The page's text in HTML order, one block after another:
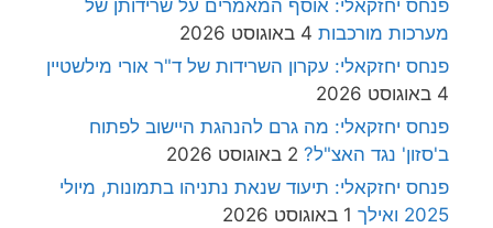
פנחס יחזקאלי: אוסף המאמרים על שרידותן של
מערכות מורכבות 4 באוגוסט 2026
פנחס יחזקאלי: עקרון השרידות של ד"ר אורי מילשטיין
4 באוגוסט 2026
פנחס יחזקאלי: מה גרם להנהגת היישוב לפתוח
ב'סזון' נגד האצ"ל? 2 באוגוסט 2026
פנחס יחזקאלי: תיעוד שנאת נתניהו בתמונות, מיולי
2025 ואילך
1 באוגוסט 2026